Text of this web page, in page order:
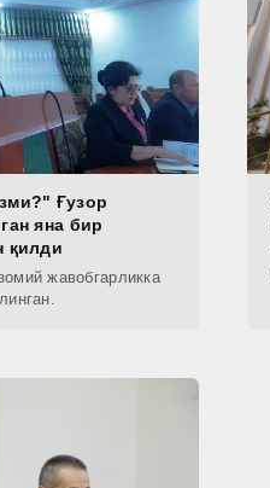
Ғузор
яна бир
қилди
жавобгарликка